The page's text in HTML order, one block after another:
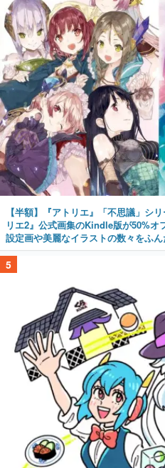
【半額】『アトリエ』「不思議」シ
リエ2』公式画集のKindle版が50%オ
設定画や美麗なイラストの数々をふ
5